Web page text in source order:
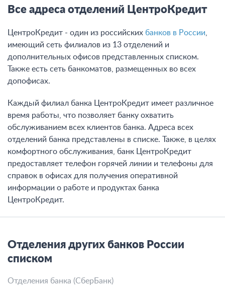
Все адреса отделений ЦентроКредит
ЦентроКредит - один из российских банков в России
имеющий сеть филиалов из 13 отделений и
дополнительных офисов представленных списком.
Также есть сеть банкоматов, размещенных во всех
допофисах.
Каждый филиал банка ЦентроКредит имеет различное
время работы, что позволяет банку охватить
обслуживанием всех клиентов банка. Адреса всех
отделений банка представлены в списке. Также, в целях
комфортного обслуживания, банк ЦентроКредит
предоставляет телефон горячей линии и телефоны для
справок в офисах для получения оперативной
информации о работе и продуктах банка
ЦентроКредит.
Отделения других банков России
списком
Отделения банка (СберБанк)